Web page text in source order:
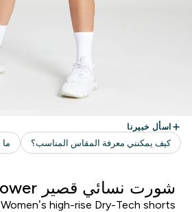
شورت نسائي قصير Power من MP
Women’s high-rise Dry-Tech shorts